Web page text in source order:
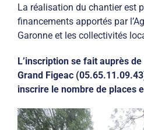
La réalisation du chantier est
financements apportés par
Garonne et les collectivités
L’inscription se fait auprès
Grand Figeac
inscrire le nombre de places